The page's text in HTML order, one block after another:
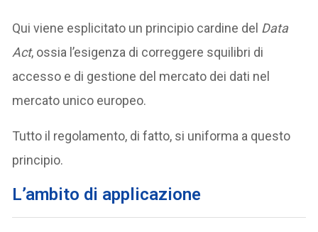
Qui viene esplicitato un principio cardine del Data
Act, ossia l’esigenza di correggere squilibri di
accesso e di gestione del mercato dei dati nel
mercato unico europeo.
Tutto il regolamento, di fatto, si uniforma a questo
principio.
L’ambito di applicazione